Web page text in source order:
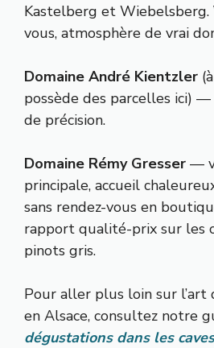
Kastelberg et Wiebelsberg.
vous, atmosphère de vrai
Domaine André Kientzler
possède des parcelles ici)
de précision.
Domaine Rémy Gresser —
principale, accueil
sans rendez-vous en
rapport qualité-prix sur les
pinots gris.
Pour aller plus loin sur
en Alsace, consultez notre
dégustations dans les caves